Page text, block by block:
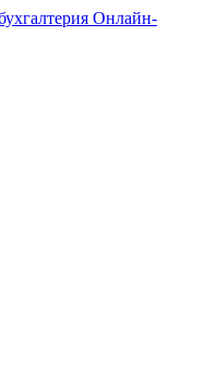
Онлайн-